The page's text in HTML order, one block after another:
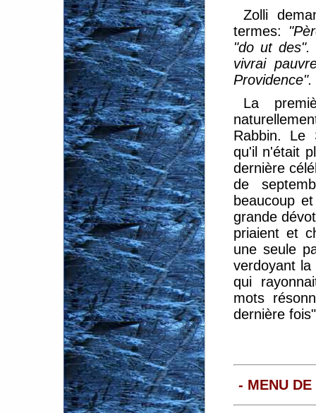
Zolli
termes:
"do ut des".
vivrai
Providence".
La
Rabbin. Le
qu'il n'était
dernière
de
beaucoup
grande
priaient et
une seule
verdoyant
qui
mots
dernière
- MENU